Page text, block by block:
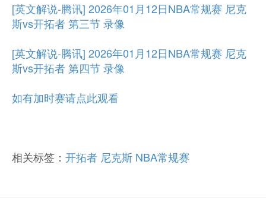
[英文解说-腾讯] 2026年01月12日NBA常规赛 尼克
斯vs开拓者 第三节 录像
[英文解说-腾讯] 2026年01月12日NBA常规赛 尼克
斯vs开拓者 第四节 录像
如有加时赛请点此观看
相关标签： 开拓者 尼克斯 NBA常规赛